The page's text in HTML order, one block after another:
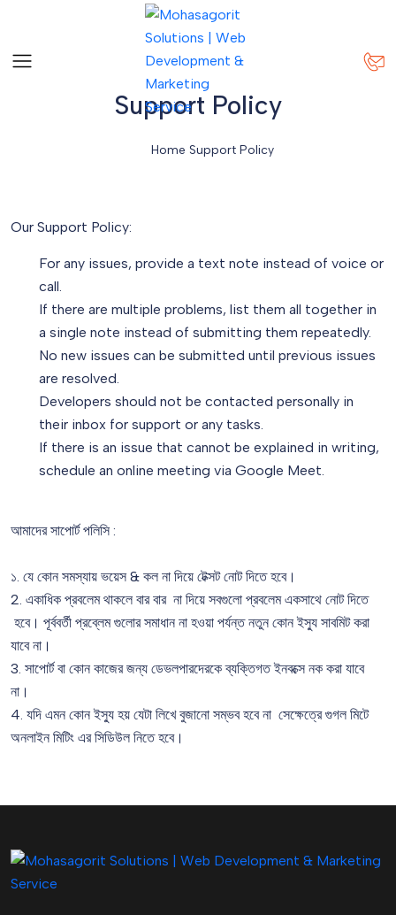
Support Policy
Home Support Policy
Our Support Policy:
For any issues, provide a text note instead of voice or
call.
If there are multiple problems, list them all together in
a single note instead of submitting them repeatedly.
No new issues can be submitted until previous issues
are resolved.
Developers should not be contacted personally in
their inbox for support or any tasks.
If there is an issue that cannot be explained in writing,
schedule an online meeting via Google Meet.
আমাদের সাপোর্ট পলিসি :
১. যে কোন সমস্যায় ভয়েস & কল না দিয়ে টেক্সট নোট দিতে হবে।
2. একাধিক প্রবলেম থাকলে বার বার না দিয়ে সবগুলো প্রবলেম একসাথে নোট দিতে
হবে। পূর্ববর্তী প্রব্লেম গুলোর সমাধান না হওয়া পর্যন্ত নতুন কোন ইস্যু সাবমিট করা
যাবে না।
3. সাপোর্ট বা কোন কাজের জন্য ডেভলপারদেরকে ব্যক্তিগত ইনবক্সে নক করা যাবে
না।
4. যদি এমন কোন ইস্যু হয় যেটা লিখে বুজানো সম্ভব হবে না সেক্ষেত্রে গুগল মিটে
অনলাইন মিটিং এর সিডিউল নিতে হবে।